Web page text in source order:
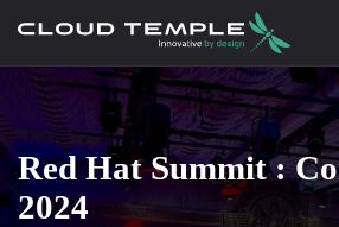
Red Hat Summit :
2024